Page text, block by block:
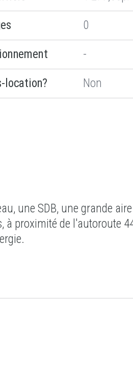
0
-
location? Non
une SDB, une grande
à proximité de l'autoroute